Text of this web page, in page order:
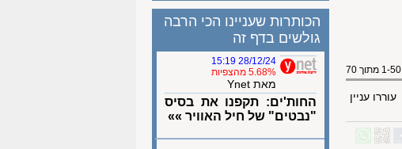
1-50 מתוך 70
עוררו עניין
הכותרות שעניינו הכי הרבה
גולשים בדף זה
28/12/24 15:19
5.68% מהצפיות
מאת Ynet
החות'ים: תקפנו את בסיס
"נבטים" של חיל האוויר »»